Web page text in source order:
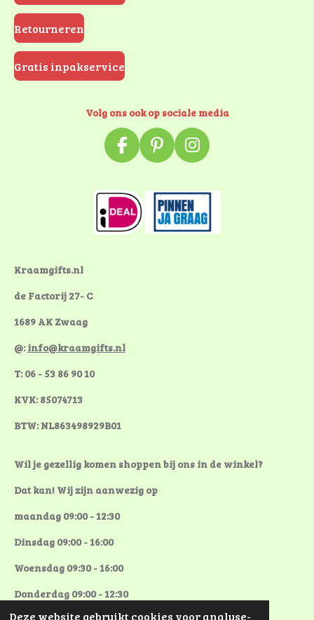
Deze website gebruikt cookies voor analyse-
Retourneren
Gratis inpakservice
Volg ons ook op sociale media
F
a
c
e
b
o
P
i
n
t
e
r
I
n
s
t
a
g
Kraamgifts.nl
de Factorij 27- C
1689 AK Zwaag
@:info@kraamgifts.nl
T: 06 - 53 86 90 10
KVK: 85074713
BTW: NL863498929B01
Wil je gezellig komen shoppen bij ons in de winkel?
Dat kan! Wij zijn aanwezig op
maandag 09:00 - 12:30
Dinsdag 09:00 - 16:00
Woensdag 09:30 - 16:00
Donderdag 09:00 - 12:30